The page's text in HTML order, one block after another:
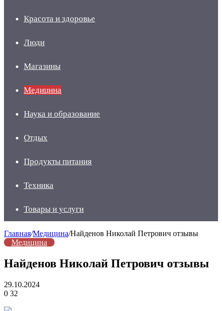
Красота и здоровье
Люди
Магазины
Медицина
Наука и образование
Отдых
Продукты питания
Техника
Товары и услуги
Главная/Медицина/Найденов Николай Петрович отзывы
Медицина
Найденов Николай Петрович отзывы
29.10.2024
0 32